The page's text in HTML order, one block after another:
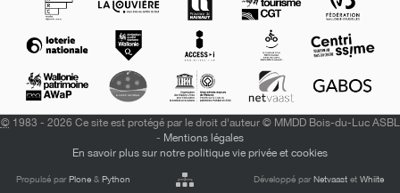
©1983 - 2026 Ce site est protégé par le droit d'auteur © MMDD Bois-du-Luc ASBL
- Mentions légales
En savoir plus sur notre politique vie privée et cookies
Propulsé parPlone &Python Développé parNetvaastet Whiite